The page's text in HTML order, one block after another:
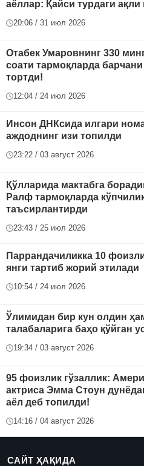
аёллар: Қайси турдаги ақли
20:06 / 31 июл 2026
Отабек Умаровнинг 330
соати тармоқларда
тортди!
12:04 / 24 июл 2026
Инсон ДНКсида илгари
аждоднинг изи топилди
23:22 / 03 август 2026
Қўлларида мактабга
Ралф тармоқларда
таъсирлантирди
23:43 / 25 июл 2026
Паррандачиликка 10
янги тартиб жорий этилади
10:54 / 24 июл 2026
Ўлимидан бир кун олдин
талабаларига баҳо қўйган
19:34 / 03 август 2026
95 фоизлик гўзаллик:
актриса Эмма Стоун
аёл деб топилди!
14:16 / 04 август 2026
САЙТ ҲАҚИДА